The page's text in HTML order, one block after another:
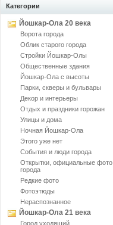
Категории
Йошкар-Ола 20 века
Ворота города
Облик старого города
Стройки Йошкар-Олы
Общественные здания
Йошкар-Ола с высоты
Парки, скверы и бульвары
Декор и интерьеры
Отдых и праздники горожан
Улицы и дома
Ночная Йошкар-Ола
Этого уже нет
События и люди города
Открытки, официальные фото
города
Редкие фото
Фотоэтюды
Нераспознанное
Йошкар-Ола 21 века
Город уходящий